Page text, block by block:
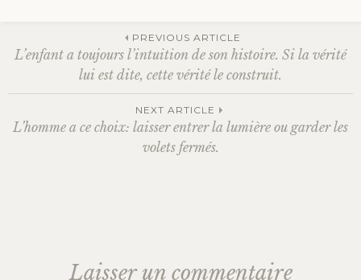
Bonheur
Conscience
Mission de vie
Navigation
des
PREVIOUS ARTICLE
L’enfant a toujours l’intuition de son histoire. Si la vérité
lui est dite, cette vérité le construit.
NEXT ARTICLE
L’homme a ce choix: laisser entrer la lumière ou garder les
volets fermés.
Laisser un commentaire